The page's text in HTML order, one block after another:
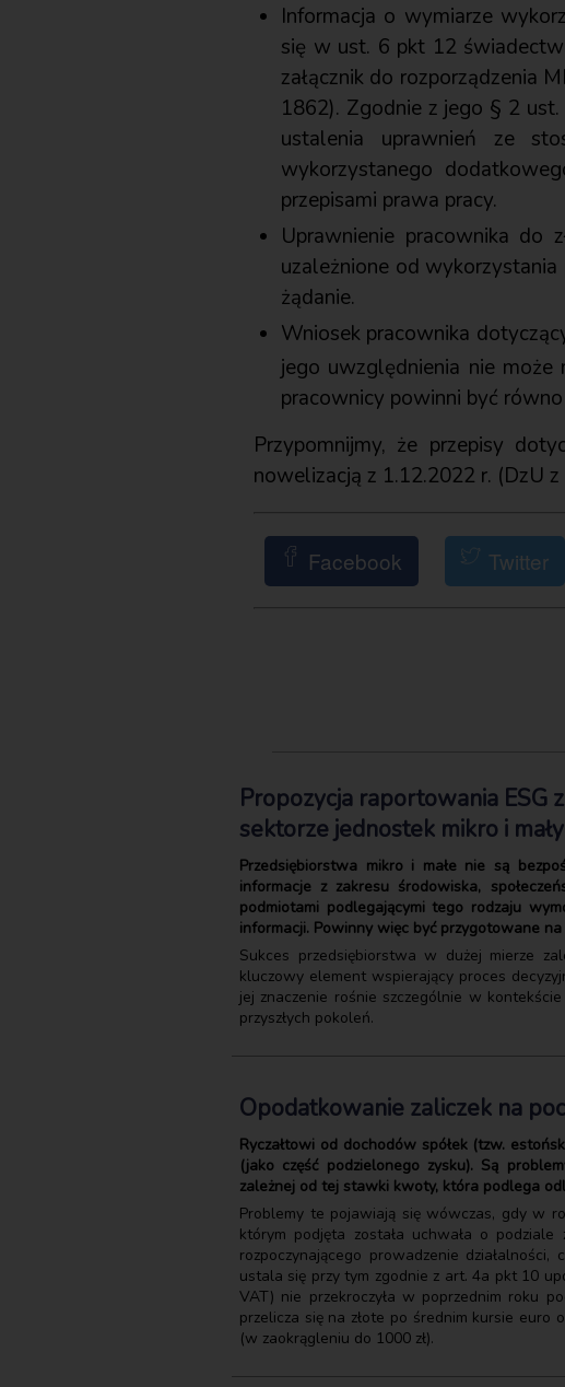
Informacja o wymiarze
się w ust. 6 pkt 12
załącznik do rozporządzenia
1862). Zgodnie z jego § 2
ustalenia uprawnień ze
wykorzystanego
przepisami prawa pracy.
Uprawnienie pracownika do
uzależnione od
żądanie.
Wniosek pracownika
jego uwzględnienia nie
pracownicy powinni być
Przypomnijmy, że przepisy
nowelizacją z 1.12.2022 r. (DzU
Facebook Twitter
Propozycja raportowania ESG
sektorze jednostek mikro i
Przedsiębiorstwa mikro i małe nie są
informacje z zakresu środowiska,
podmiotami podlegającymi tego rodzaju
informacji. Powinny więc być przygotowane
Sukces przedsiębiorstwa w dużej mierze
kluczowy element wspierający proces
jej znaczenie rośnie szczególnie w
przyszłych pokoleń.
Opodatkowanie zaliczek na
Ryczałtowi od dochodów spółek (tzw.
(jako część podzielonego zysku). Są
zależnej od tej stawki kwoty, która podlega
Problemy te pojawiają się wówczas, gdy w
którym podjęta została uchwała o
rozpoczynającego prowadzenie
ustala się przy tym zgodnie z art. 4a pkt 10
VAT) nie przekroczyła w poprzednim roku
przelicza się na złote po średnim kursie euro
(w zaokrągleniu do 1000 zł).